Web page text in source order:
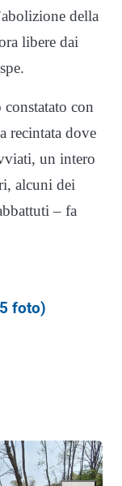
della
libere dai
con
recintata dove
un intero
alcuni dei
– fa
foto)